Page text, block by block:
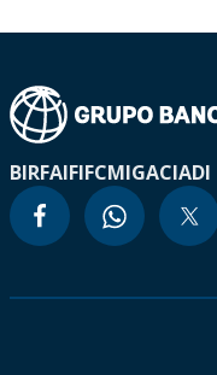
BIRFAIFIFCMIGACIADI